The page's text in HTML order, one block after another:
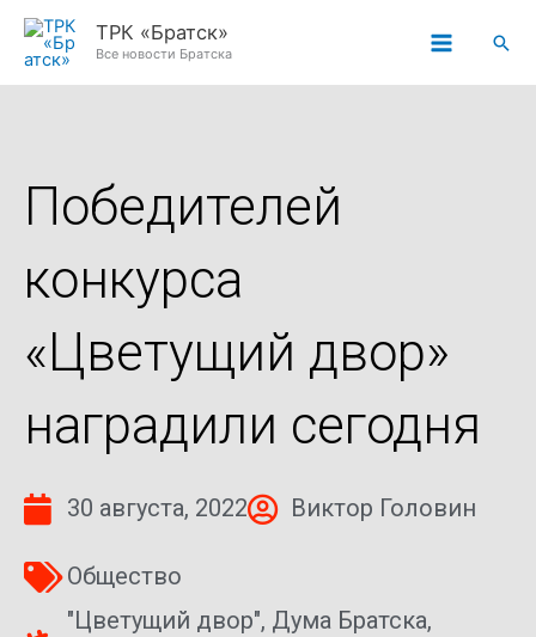
Перейти
ТРК «Братск»
Все новости Братска
Победителей
конкурса
«Цветущий двор»
наградили сегодня
30 августа, 2022 Виктор Головин
Общество
"Цветущий двор", Дума Братска,